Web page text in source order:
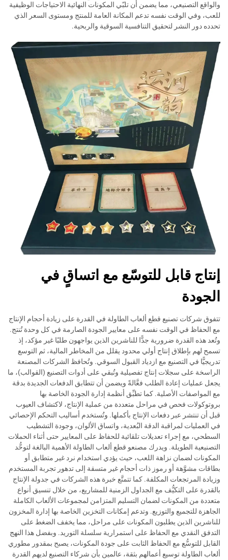
والواقع التصنيعي، مما يضمن أن تلبّي المكونات النهائية الاحتياجات الوظيفية
للعب، وفي الوقت نفسه تدعم المكانة العامة للمنتج ومستوى السعر الذي
تحدده دور النشر لتحقيق التنافسية السوقية والربحية.
إنتاج قابل للتوسّع مع اتساقٍ في
الجودة
تتفوق شركات تصنيع قطع ألعاب الطاولة في القدرة على زيادة أحجام الإنتاج
مع الحفاظ في الوقت نفسه على معايير الجودة الصارمة في كل وحدة تُنتج.
وتُعد هذه القدرة ضرورية جدًّا للناشرين الذين يواجهون طلبًا غير مؤكد، إذ
تسمح لهم بإطلاق إنتاج أولي محدود يقلل من المخاطر المالية، ثم التوسع
تدريجيًّا في التصنيع مع ازدياد القبول السوقي. وتُحافظ الشركات المصنعة
الراسخة على سجلات إنتاج تفصيلية وتُبقي على أدوات التصنيع (القوالب)، ما
يجعل عمليات إعادة الطلب فعَّالةً ويضمن أن تتطابق الدفعات الجديدة بدقة
مع المواصفات الأصلية. كما تطبِّق أنظمة إدارة الجودة الخاصة بها
بروتوكولات فحص في مراحل متعددة من عملية الإنتاج، لاكتشاف العيوب
قبل أن تنتشر عبر دفعات الإنتاج بأكملها. وتُستخدم أساليب التحكم الإحصائي
في العمليات لمراقبة الدقة البُعدية، واتساق الألوان، وجودة التشطيب
السطحي، مع إجراء تعديلات تلقائية للحفاظ على المعايير حتى أثناء الحملات
التصنيعية الطويلة. ويدرك مصنعو قطع ألعاب الطاولة الأهمية البالغة لتوحُّد
المكونات لضمان نزاهة اللعب، حيث يؤدي استخدام نرد غير متطابق أو
بطاقات مشوَّهة أو رموز ذات أحجام غير متسقة إلى تدهور تجربة المستخدم
وزيادة المرتجعات المكلفة. كما تتمتَّع خبرة هذه الشركات في جدولة الإنتاج
بالقدرة على التكيُّف مع الجداول الزمنية للمشاريع، من خلال تنسيق أنواع
متعددة من المكونات لضمان التسليم المتزامن لمجموعات الألعاب الكاملة
الجاهزة للتجميع والتوزيع. وتدعم إمكانات التخزين الخاصة بها إدارة المخزون
للناشرين الذين يطلبون المكونات على مراحل، مما يخفف الضغط على
التدفق النقدي مع الحفاظ على استمرارية سلسلة التوريد. وبفضل هذا النهج
القابل للتوسُّع مع الحفاظ الثابت على جودة المكونات، يصبح بمقدور مطوري
ألعاب الطاولة توسيع أعمالهم بثقة، عالمين بأن شركاء التصنيع لديهم القدرة